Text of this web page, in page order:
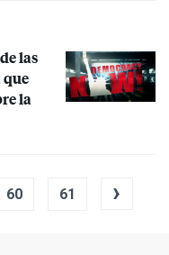
las
la
60 61 ›